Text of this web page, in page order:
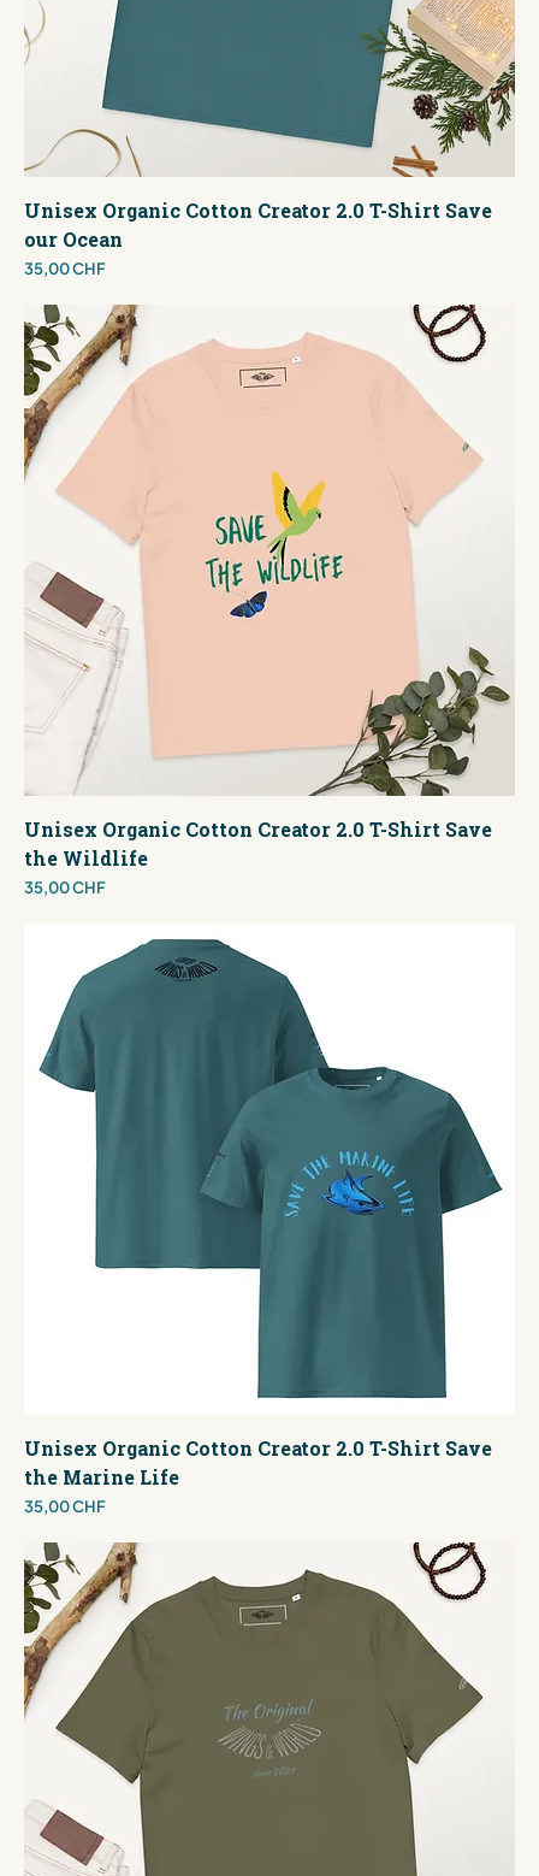
Unisex Organic Cotton Creator 2.0 T-Shirt Save
our Ocean
Preis
35,00 CHF
Unisex Organic Cotton Creator 2.0 T-Shirt Save
the Wildlife
Preis
35,00 CHF
Unisex Organic Cotton Creator 2.0 T-Shirt Save
the Marine Life
Preis
35,00 CHF